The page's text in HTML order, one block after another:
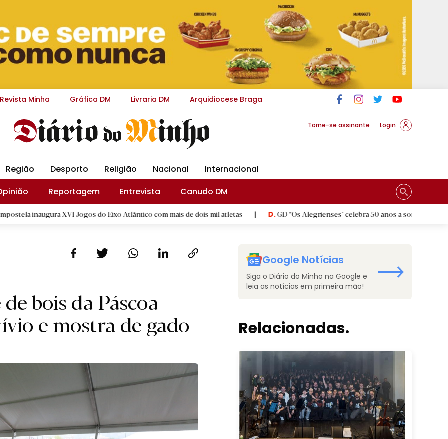
Revista Minha Gráfica DM Livraria DM Arquidiocese Braga
Torne-se assinante Login
Região Desporto Religião Nacional
Internacional
Reportagem Entrevista Canudo DM
XVI Jogos do Eixo Atlântico com mais de dois mil atletas | D.GD “Os Alegrienses" celebra 50 anos a sonhar com «casa própria»
bois da Páscoa
e mostra de gado
Google Notícias
Siga o Diário do Minho na Google e
leia as notícias em primeira mão!
Relacionadas.